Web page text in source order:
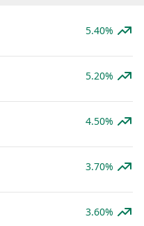
5.40%
5.20%
4.50%
3.70%
3.60%